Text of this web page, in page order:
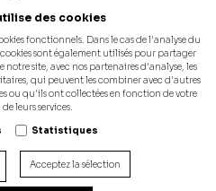
par IDcreation 2024
de cookies
confidentialité
des cookies
fonctionnels. Dans le cas de l'analyse du
sont également utilisés pour partager
site, avec nos partenaires d'analyse, les
qui peuvent les combiner avec d'autres
ou qu'ils ont collectées en fonction de votre
leurs services.
Statistiques
Acceptez la sélection